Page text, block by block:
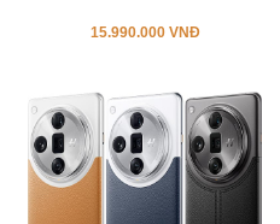
15.990.000 VNĐ